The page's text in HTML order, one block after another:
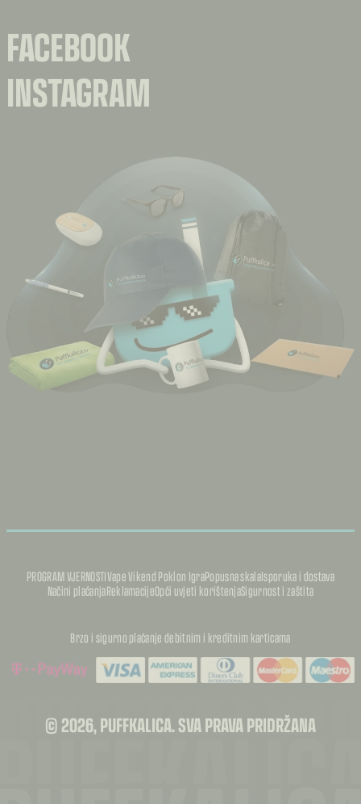
FACEBOOK
INSTAGRAM
PROGRAM VJERNOSTIVape Vikend Poklon IgraPopusna skalaIsporuka i dostava
Načini plaćanjaReklamacijeOpći uvjeti korištenjaSigurnost i zaštita
Brzo i sigurno plaćanje debitnim i kreditnim karticama
© 2026, PUFFKALICA. SVA PRAVA PRIDRŽANA